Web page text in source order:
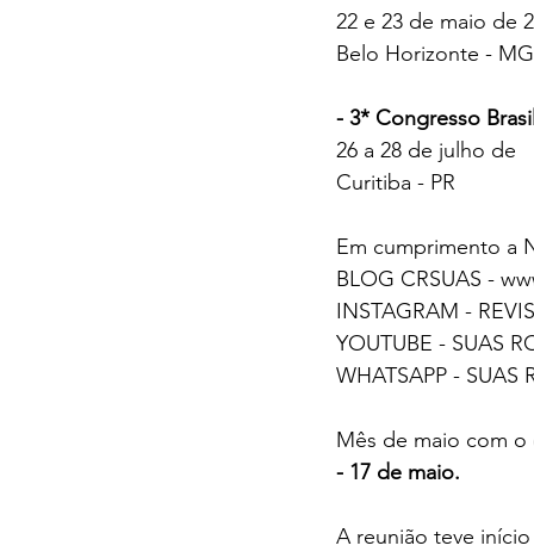
22 e 23 de maio de
Belo Horizonte - MG
- 3* Congresso
26 a 28 de julho de
Curitiba - PR
Em cumprimento a
BLOG CRSUAS -
INSTAGRAM -
YOUTUBE - SUAS
WHATSAPP - SUAS
Mês de maio com
- 17 de maio.
A reunião teve início